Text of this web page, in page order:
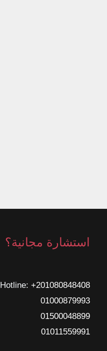
استشارة مجانية؟
Hotline: ‎ +201080848408
01000879993
01500048899
01011559991